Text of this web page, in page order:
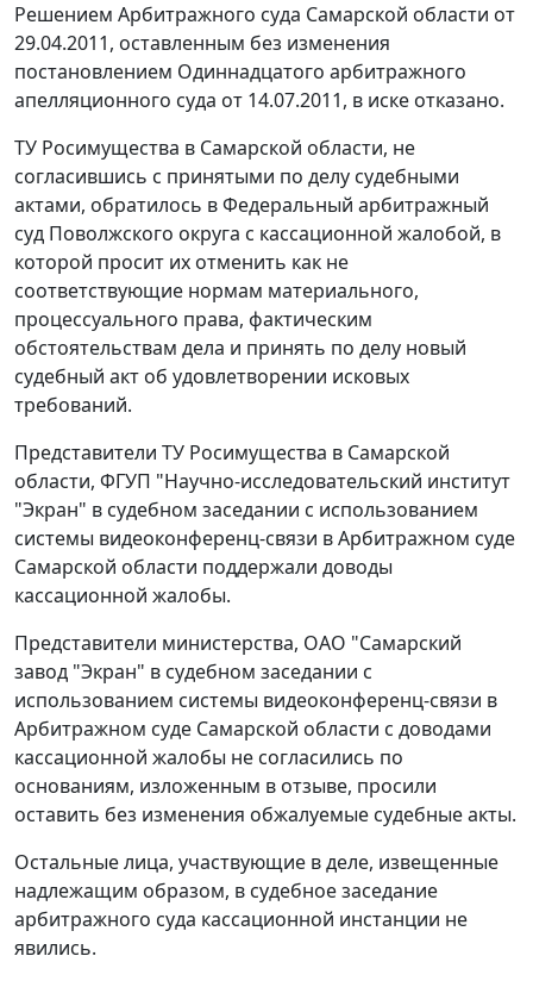
Решением Арбитражного суда Самарской области от
29.04.2011, оставленным без изменения
постановлением Одиннадцатого арбитражного
апелляционного суда от 14.07.2011, в иске отказано.
ТУ Росимущества в Самарской области, не
согласившись с принятыми по делу судебными
актами, обратилось в Федеральный арбитражный
суд Поволжского округа с кассационной жалобой, в
которой просит их отменить как не
соответствующие нормам материального,
процессуального права, фактическим
обстоятельствам дела и принять по делу новый
судебный акт об удовлетворении исковых
требований.
Представители ТУ Росимущества в Самарской
области, ФГУП "Научно-исследовательский институт
"Экран" в судебном заседании с использованием
системы видеоконференц-связи в Арбитражном суде
Самарской области поддержали доводы
кассационной жалобы.
Представители министерства, ОАО "Самарский
завод "Экран" в судебном заседании с
использованием системы видеоконференц-связи в
Арбитражном суде Самарской области с доводами
кассационной жалобы не согласились по
основаниям, изложенным в отзыве, просили
оставить без изменения обжалуемые судебные акты.
Остальные лица, участвующие в деле, извещенные
надлежащим образом, в судебное заседание
арбитражного суда кассационной инстанции не
явились.